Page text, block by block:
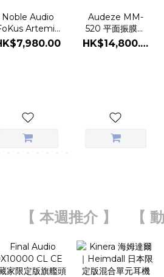
Noble Audio
Artemis
混合單元無線頭
戴耳機
Audeze MM-
520 平面振膜頭
戴耳機
HK$14,800.00
【 本週推介 】 【